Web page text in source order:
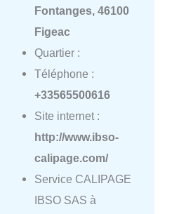
Fontanges, 46100
Figeac
Quartier :
Téléphone :
+33565500616
Site internet :
http://www.ibso-
calipage.com/
Service CALIPAGE
IBSO SAS à